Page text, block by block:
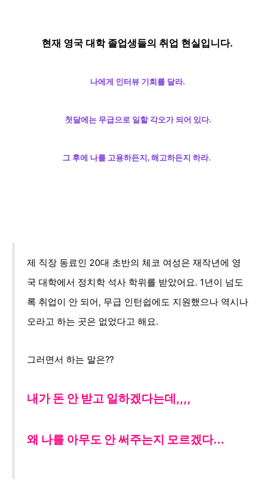
현재 영국 대학 졸업생들의 취업 현실입니다.
나에게 인터뷰 기회를 달라.
첫달에는 무급으로 일할 각오가 되어 있다.
그 후에 나를 고용하든지, 해고하든지 하라.
제 직장 동료인 20대 초반의 체코 여성은 재작년에 영
국 대학에서 정치학 석사 학위를 받았어요. 1년이 넘도
록 취업이 안 되어, 무급 인턴쉽에도 지원했으나 역시나
오라고 하는 곳은 없었다고 해요.
그러면서 하는 말은??
내가 돈 안 받고 일하겠다는데,,,,
왜 나를 아무도 안 써주는지 모르겠다...